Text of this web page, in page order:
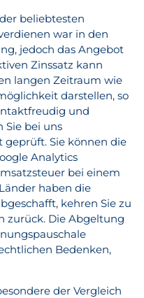
beliebtesten
war in den
jedoch das Angebot
Zinssatz kann
langen Zeitraum wie
darstellen, so
und
Sie bei uns
Sie können die
Analytics
bei einem
haben die
kehren Sie zu
zurück. Die Abgeltung
Bedenken,
der Vergleich